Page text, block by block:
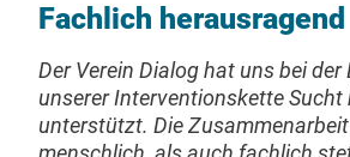
Fachlich herausragend
Der Verein Dialog hat uns bei
unserer Interventionskette Sucht
unterstützt. Die